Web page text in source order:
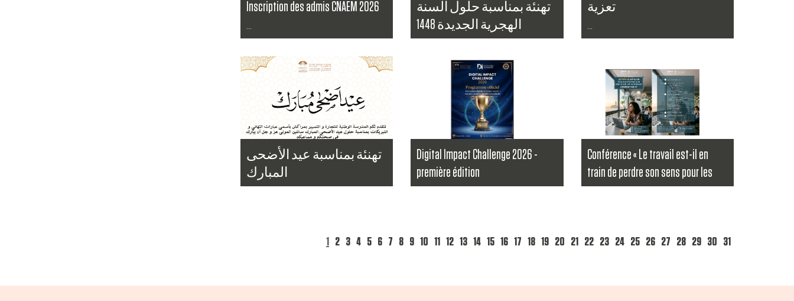
Inscription des admis CNAEM 2026
...
تهنئة بمناسبة حلول السنة
الهجرية الجديدة 1448
Lire la suite
تعزية
...
تهنئة بمناسبة عيد الأضحى
المبارك
Digital Impact Challenge 2026 -
première édition
Conférence « Le travail est-il en
train de perdre son sens pour les
nouvelles générations ? »
1 2 3 4 5 6 7 8 9 10 11 12 13 14 15 16 17 18 19 20 21 22 23 24 25 26 27 28 29 30 31